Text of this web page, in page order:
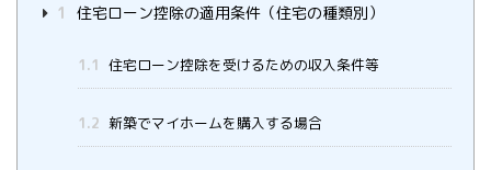
1 住宅ローン控除の適用条件（住宅の種類別）
1.1 住宅ローン控除を受けるための収入条件等
1.2 新築でマイホームを購入する場合